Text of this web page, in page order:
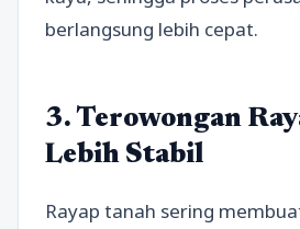
berlangsung lebih cepat.
3. Terowongan
Lebih Stabil
Rayap tanah sering